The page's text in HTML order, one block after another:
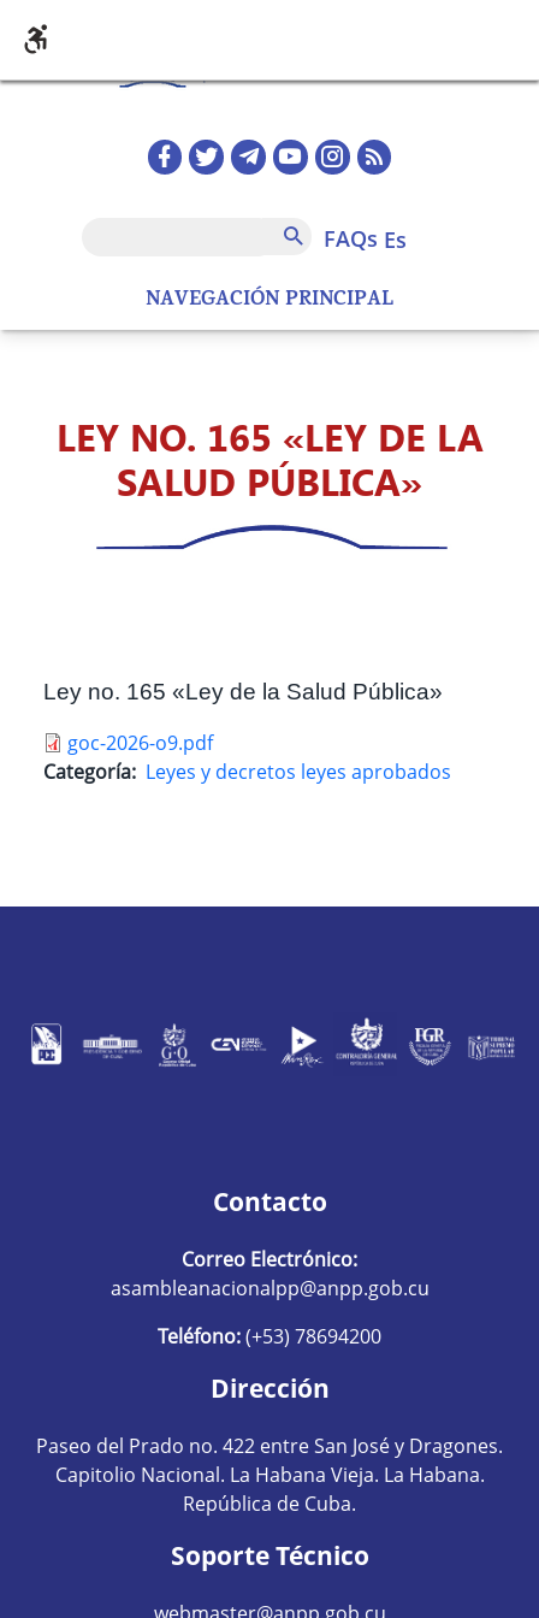
NAVEGACIÓN PRINCIPAL
Redes sociales home
FAQs
FAQs es
LEY NO. 165 «LEY DE LA
SALUD PÚBLICA»
Ley no. 165 «Ley de la Salud Pública»
goc-2026-o9.pdf
Categoría Leyes y decretos leyes aprobados
Contacto
Correo Electrónico:
asambleanacionalpp@anpp.gob.cu
Teléfono:(+53) 78694200
Dirección
Paseo del Prado no. 422 entre San José y Dragones.
Capitolio Nacional. La Habana Vieja. La Habana.
República de Cuba.
Soporte Técnico
webmaster@anpp.gob.cu